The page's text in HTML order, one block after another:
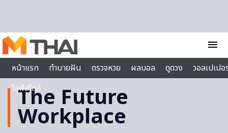
menu
หน้าแรก
ทำนายฝัน ตรวจหวย ผลบอล ดูดวง
วอลเปเป
ไลฟ์สไตล์
The Future
Workplace